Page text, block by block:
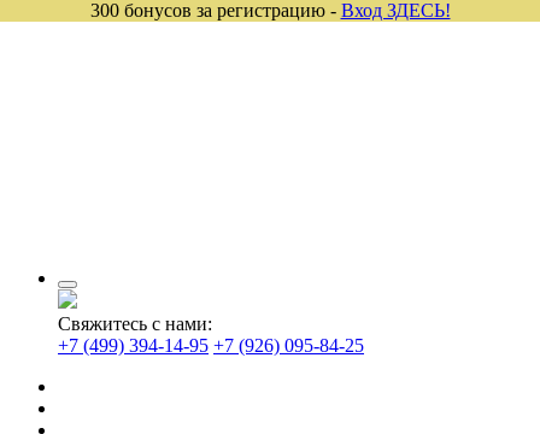
Свяжитесь с нами:
+7 (499) 394-14-95 +7 (926) 095-84-25
300 бонусов за регистрацию - Вход ЗДЕСЬ!